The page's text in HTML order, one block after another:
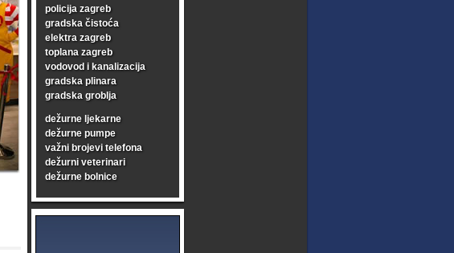
policija zagreb
gradska čistoća
elektra zagreb
toplana zagreb
vodovod i kanalizacija
gradska plinara
gradska groblja
dežurne ljekarne
dežurne pumpe
važni brojevi telefona
dežurni veterinari
dežurne bolnice